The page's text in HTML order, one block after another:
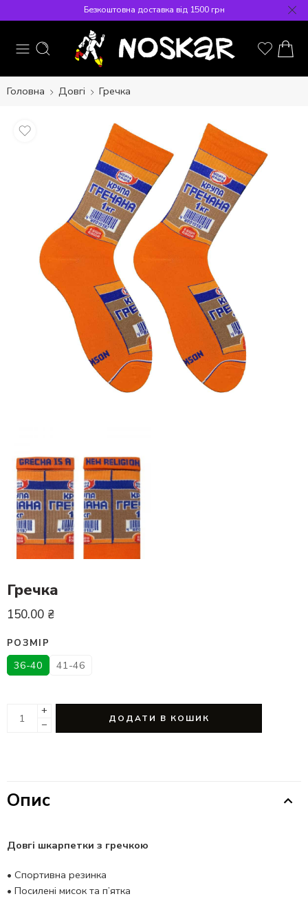
Безкоштовна доставка від 1500 грн
Головна Довгі Гречка
Гречка
150.00 ₴
РОЗМІР
36-40 41-46
+
−
ДОДАТИ В КОШИК
Опис
Довгі шкарпетки з гречкою
• Спортивна резинка
• Посилені мисок та п’ятка